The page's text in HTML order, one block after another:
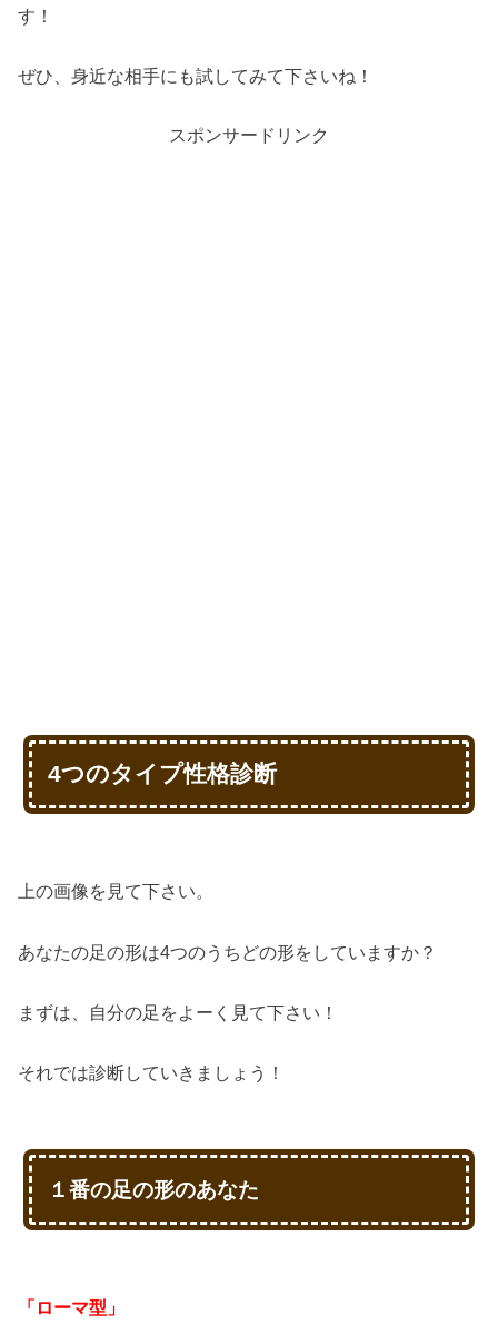
す！
ぜひ、身近な相手にも試してみて下さいね！
スポンサードリンク
4つのタイプ性格診断
上の画像を見て下さい。
あなたの足の形は4つのうちどの形をしていますか？
まずは、自分の足をよーく見て下さい！
それでは診断していきましょう！
１番の足の形のあなた
「ローマ型」